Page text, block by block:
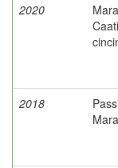
2020
2018